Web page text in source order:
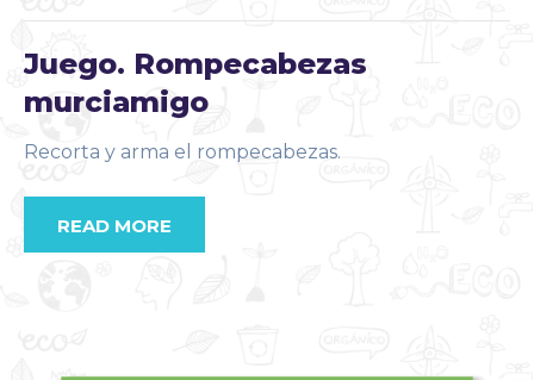
Juego. Rompecabezas
murciamigo
Recorta y arma el rompecabezas.
READ MORE